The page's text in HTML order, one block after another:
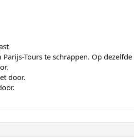
Tours te schrappen. Op
door.